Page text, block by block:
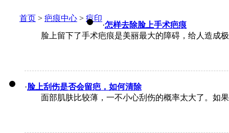
首页 > 疤痕中心 > 痘印
·怎样去除脸上手术疤痕
脸上留下了手术疤痕是美丽最大的障碍，给人造成
·脸上刮伤是否会留疤，如何清除
面部肌肤比较薄，一不小心刮伤的概率太大了。如